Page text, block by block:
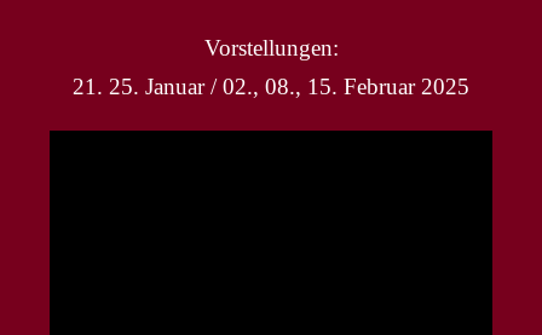
Vorstellungen:
21. 25. Januar / 02., 08., 15. Februar 2025